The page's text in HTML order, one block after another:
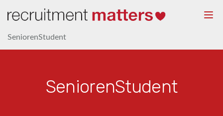
SeniorenStudent
SeniorenStudent